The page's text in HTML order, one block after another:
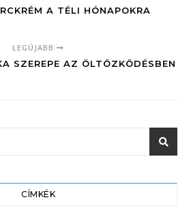
A TÉLI HÓNAPOKRA
LEGÚJABB
SZEREPE AZ ÖLTÖZKÖDÉSBEN
CÍMKÉK